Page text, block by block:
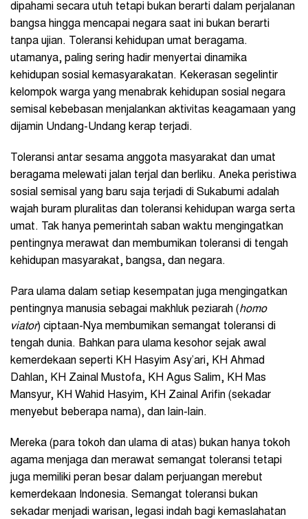
dipahami secara utuh tetapi bukan berarti dalam perjalanan
bangsa hingga mencapai negara saat ini bukan berarti
tanpa ujian. Toleransi kehidupan umat beragama.
utamanya, paling sering hadir menyertai dinamika
kehidupan sosial kemasyarakatan. Kekerasan segelintir
kelompok warga yang menabrak kehidupan sosial negara
semisal kebebasan menjalankan aktivitas keagamaan yang
dijamin Undang-Undang kerap terjadi.
Toleransi antar sesama anggota masyarakat dan umat
beragama melewati jalan terjal dan berliku. Aneka peristiwa
sosial semisal yang baru saja terjadi di Sukabumi adalah
wajah buram pluralitas dan toleransi kehidupan warga serta
umat. Tak hanya pemerintah saban waktu mengingatkan
pentingnya merawat dan membumikan toleransi di tengah
kehidupan masyarakat, bangsa, dan negara.
Para ulama dalam setiap kesempatan juga mengingatkan
pentingnya manusia sebagai makhluk peziarah (homo
viator) ciptaan-Nya membumikan semangat toleransi di
tengah dunia. Bahkan para ulama kesohor sejak awal
kemerdekaan seperti KH Hasyim Asy’ari, KH Ahmad
Dahlan, KH Zainal Mustofa, KH Agus Salim, KH Mas
Mansyur, KH Wahid Hasyim, KH Zainal Arifin (sekadar
menyebut beberapa nama), dan lain-lain.
Mereka (para tokoh dan ulama di atas) bukan hanya tokoh
agama menjaga dan merawat semangat toleransi tetapi
juga memiliki peran besar dalam perjuangan merebut
kemerdekaan Indonesia. Semangat toleransi bukan
sekadar menjadi warisan, legasi indah bagi kemaslahatan